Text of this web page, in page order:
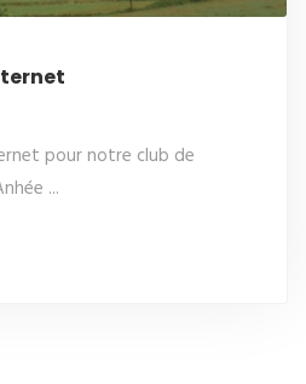
pour notre club de
...